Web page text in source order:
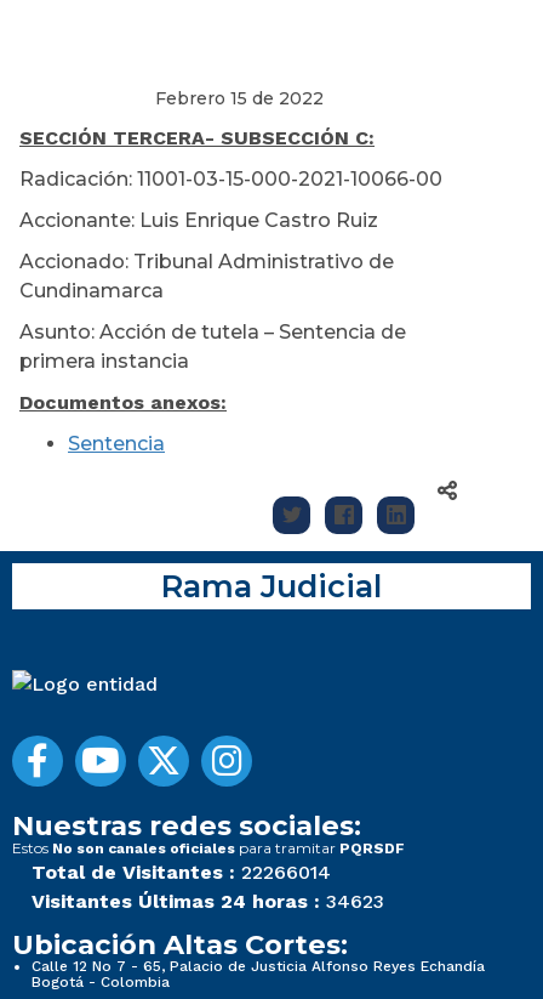
Febrero 15 de 2022
SECCIÓN TERCERA- SUBSECCIÓN C:
Radicación: 11001-03-15-000-2021-10066-00
Accionante: Luis Enrique Castro Ruiz
Accionado: Tribunal Administrativo de
Cundinamarca
Asunto: Acción de tutela – Sentencia de
primera instancia
Documentos anexos:
Sentencia
Rama Judicial
Nuestras redes sociales:
Estos No son canales oficiales para tramitar PQRSDF
Total de Visitantes : 22266014
Visitantes Últimas 24 horas : 34623
Ubicación Altas Cortes:
Calle 12 No 7 - 65, Palacio de Justicia Alfonso Reyes Echandía
Bogotá - Colombia